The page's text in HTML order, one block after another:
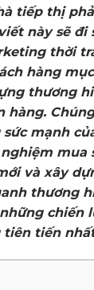
tiếp thị
này sẽ đi
thời
hàng
thương
hàng.
mạnh
mua
và xây
thương
chiến
tiên tiến